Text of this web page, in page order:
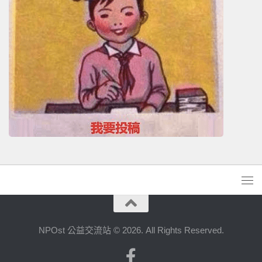
NPOst 公益交流站 © 2026. All Rights Reserved.